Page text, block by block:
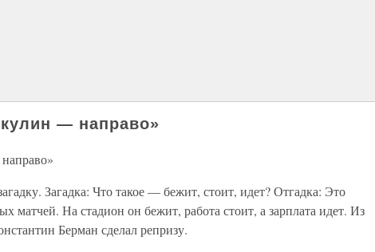
— направо»
Загадка: Что такое — бежит, стоит, идет? Отгадка: Это
матчей. На стадион он бежит, работа стоит, а зарплата идет. Из
Берман сделал репризу.